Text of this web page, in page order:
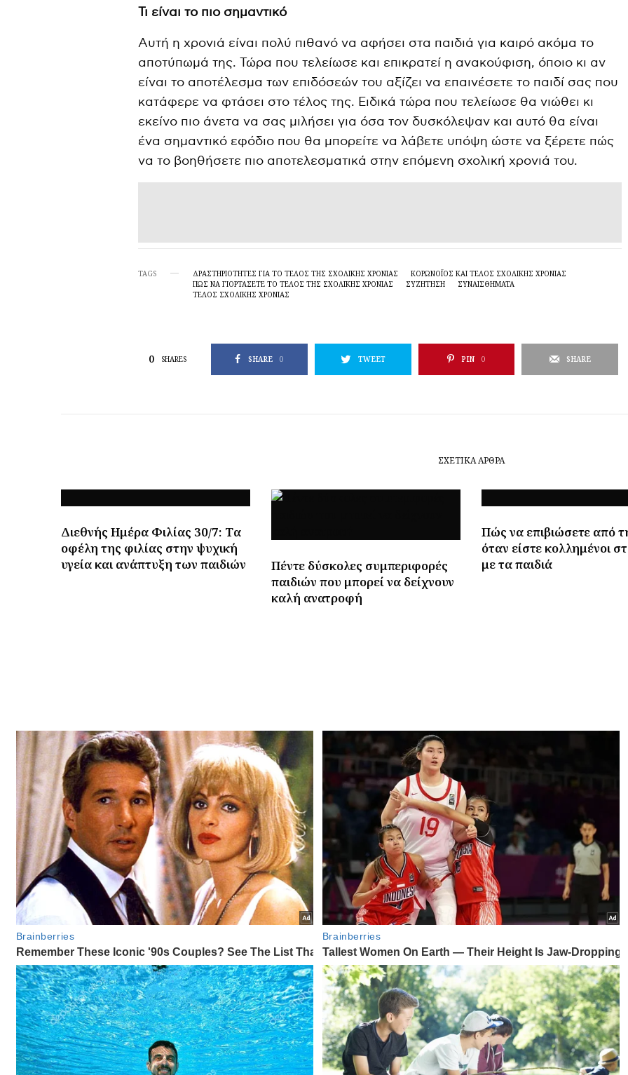
Τι είναι το πιο σημαντικό
Αυτή η χρονιά είναι πολύ πιθανό να αφήσει στα παιδιά για καιρό ακόμα το
αποτύπωμά της. Τώρα που τελείωσε και επικρατεί η ανακούφιση, όποιο κι αν
είναι το αποτέλεσμα των επιδόσεών του αξίζει να επαινέσετε το παιδί σας που
κατάφερε να φτάσει στο τέλος της. Ειδικά τώρα που τελείωσε θα νιώθει κι
εκείνο πιο άνετα να σας μιλήσει για όσα τον δυσκόλεψαν και αυτό θα είναι
ένα σημαντικό εφόδιο που θα μπορείτε να λάβετε υπόψη ώστε να ξέρετε πώς
να το βοηθήσετε πιο αποτελεσματικά στην επόμενη σχολική χρονιά του.
TAGS ΔΡΑΣΤΗΡΙΌΤΗΤΕΣ ΓΙΑ ΤΟ ΤΈΛΟΣ ΤΗΣ ΣΧΟΛΙΚΉΣ ΧΡΟΝΙΆΣ
ΚΟΡΩΝΟΪΌΣ ΚΑΙ ΤΈΛΟΣ ΣΧΟΛΙΚΉΣ ΧΡΟΝΙΆΣ
ΠΏΣ ΝΑ ΓΙΟΡΤΆΣΕΤΕ ΤΟ ΤΈΛΟΣ ΤΗΣ ΣΧΟΛΙΚΉΣ ΧΡΟΝΙΆΣ
ΣΥΖΗΤΗΣΗ
ΣΥΝΑΙΣΘΗΜΑΤΑ
ΤΈΛΟΣ ΣΧΟΛΙΚΉΣ ΧΡΟΝΙΆΣ
0 SHARES SHARE 0 TWEET PIN 0 SHARE
ΣΧΕΤΙΚΆ ΆΡΘΡΑ
Διεθνής Ημέρα Φιλίας 30/7: Tα
οφέλη της φιλίας στην ψυχική
υγεία και ανάπτυξη των παιδιών
Πέντε δύσκολες συμπεριφορές
παιδιών που μπορεί να δείχνουν
καλή ανατροφή
Πώς να επιβιώσετε από
όταν είστε κολλημένοι
με τα παιδιά